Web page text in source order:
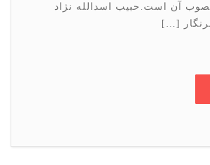
است.حبیب اسدالله نژاد
[…]